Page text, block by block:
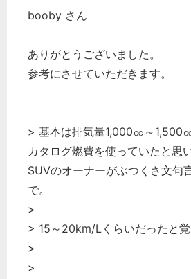
booby さん
ありがとうございました。
参考にさせていただきます。
> 基本は排気量1,000㏄～1,500
カタログ燃費を使っていたと思
SUVのオーナーがぶつくさ文句
で。
>
> 15～20km/Lくらいだったと覚
>
>
秘書のノウハウ